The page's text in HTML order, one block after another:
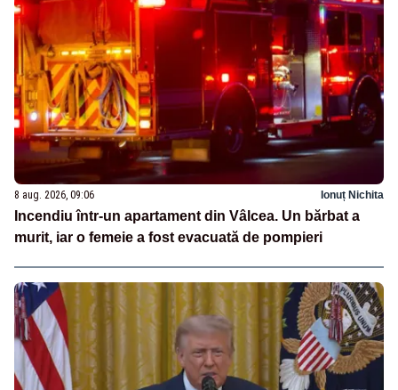
8 aug. 2026, 09:06 Ionuț Nichita
Incendiu într-un apartament din Vâlcea. Un bărbat a
murit, iar o femeie a fost evacuată de pompieri